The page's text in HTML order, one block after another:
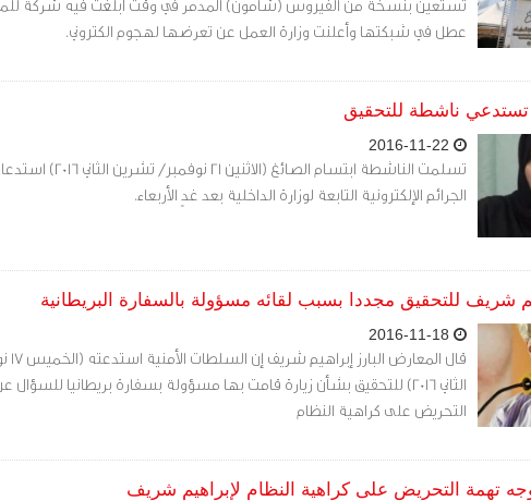
تستعين بنسخة من الفيروس (شامون) المدمر في وقت أبلغت فيه شركة
عطل في شبكتها وأعلنت وزارة العمل عن تعرضها لهجوم الكتروني.
تستدعي ناشطة للتحقيق
تسلمت الناشطة ابتسام
الجرائم الإلكترونية التابعة لوزارة الداخلية بعد غدٍ الأربعاء.
شريف للتحقيق مجددا بسبب لقائه مسؤولة بالسفارة البريطانية
قال
الثاني 2016) للتحقيق بشأن زيارة قامت بها مسؤولة بسفارة بريطانيا
التحريض على كراهية النظام
توجه تهمة التحريض على كراهية النظام لإبراهيم شريف